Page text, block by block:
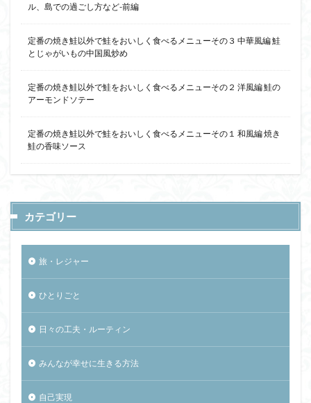
ル、島での過ごし方など-前編
定番の焼き鮭以外で鮭をおいしく食べるメニューその３ 中華風編 鮭
とじゃがいもの中国風炒め
定番の焼き鮭以外で鮭をおいしく食べるメニューその２ 洋風編 鮭の
アーモンドソテー
定番の焼き鮭以外で鮭をおいしく食べるメニューその１ 和風編 焼き
鮭の香味ソース
カテゴリー
旅・レジャー
ひとりごと
日々の工夫・ルーティン
みんなが幸せに生きる方法
自己実現